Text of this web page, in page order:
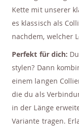
Kette mit unserer
es klassisch als
nachdem, welcher
Perfekt für dich:
stylen? Dann
einem langen
die du als
in der Länge
Variante tragen.